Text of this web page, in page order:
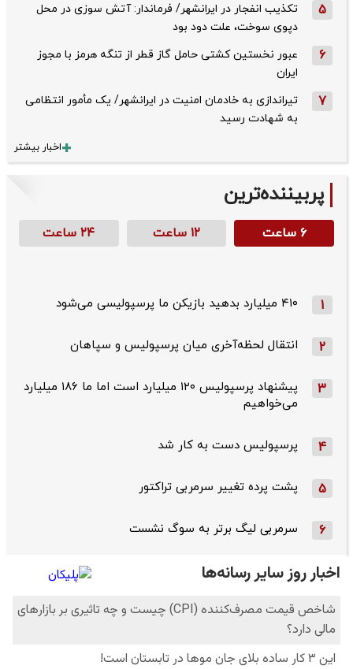
5
تکذیب ‌انفجار در ایرانشهر/ فرماندار: آتش سوزی در محل
دپوی سوخت، علت دود بود
6
عبور نخستین کشتی حامل گاز قطر از تنگه هرمز با مجوز
ایران
7
تیراندازی به خادمان امنیت در ایرانشهر/ یک مأمور انتظامی
به شهادت رسید
اخبار بیشتر
پربیننده‌ترین
۶ ساعت ۱۲ ساعت ۲۴ ساعت
1 ۴۱۰ میلیارد بدهید بازیکن ما پرسپولیسی می‌شود
2 انتقال لحظه‌آخری میان پرسپولیس و سپاهان
3
پیشنهاد پرسپولیس ۱۲۰ میلیارد است اما ما ۱۸۶ میلیارد
می‌خواهیم
4 پرسپولیس دست به کار شد
5 پشت پرده تغییر سرمربی تراکتور
6 سرمربی لیگ برتر به سوگ نشست